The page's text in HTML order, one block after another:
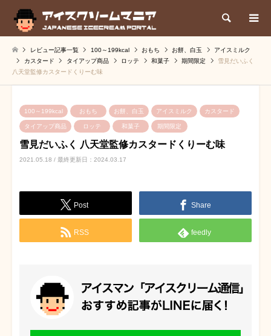
検索
レビュー記事一覧 100～199kcal おもち お餅、白玉
アイスミルク
カスタード
タイアップ商品 ロッテ 和菓子 期間限定
雪見だいふく
八天堂監修カスタードくりーむ味
100～199kcal おもち お餅、白玉 アイスミルク カスタード
タイアップ商品 ロッテ 和菓子 期間限定
雪見だいふく 八天堂監修カスタードくりーむ味
2021.05.18 / 最終更新日：2024.03.17
Post Share
RSS feedly